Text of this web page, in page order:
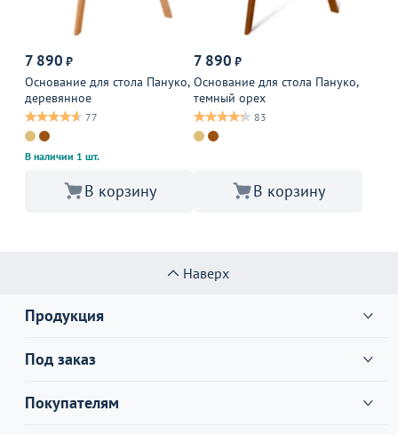
7 890 ₽
Основание для стола Пануко,
деревянное
77
В наличии 1 шт.
В корзину
7 890 ₽
Основание для стола Пануко,
темный орех
83
В корзину
Наверх
Продукция
Под заказ
Покупателям